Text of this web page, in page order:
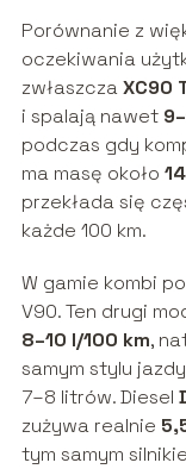
Porównanie z
oczekiwania
zwłaszczaXC90
i spalają nawet
podczas gdy
ma masę około
przekłada się
każde 100 km.
W gamie kombi
V90. Ten drugi
8–10 l/100 km,
samym stylu
7–8 litrów. Diesel
zużywa realnie
tym samym